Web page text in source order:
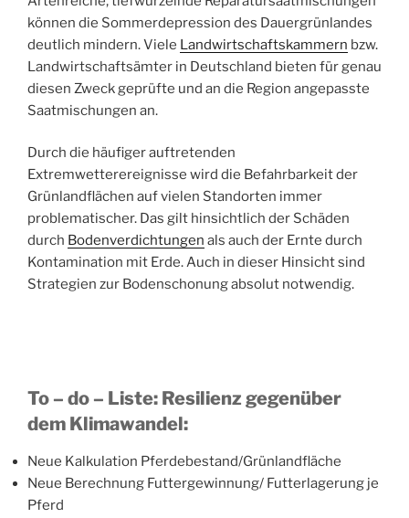
können die Sommerdepression des Dauergrünlandes
deutlich mindern. Viele Landwirtschaftskammern bzw.
Landwirtschaftsämter in Deutschland bieten für genau
diesen Zweck geprüfte und an die Region angepasste
Saatmischungen an.
Durch die häufiger auftretenden
Extremwetterereignisse wird die Befahrbarkeit der
Grünlandflächen auf vielen Standorten immer
problematischer. Das gilt hinsichtlich der Schäden
durch Bodenverdichtungen als auch der Ernte durch
Kontamination mit Erde. Auch in dieser Hinsicht sind
Strategien zur Bodenschonung absolut notwendig.
To – do – Liste: Resilienz gegenüber
dem Klimawandel:
Neue Kalkulation Pferdebestand/Grünlandfläche
Neue Berechnung Futtergewinnung/ Futterlagerung je
Pferd